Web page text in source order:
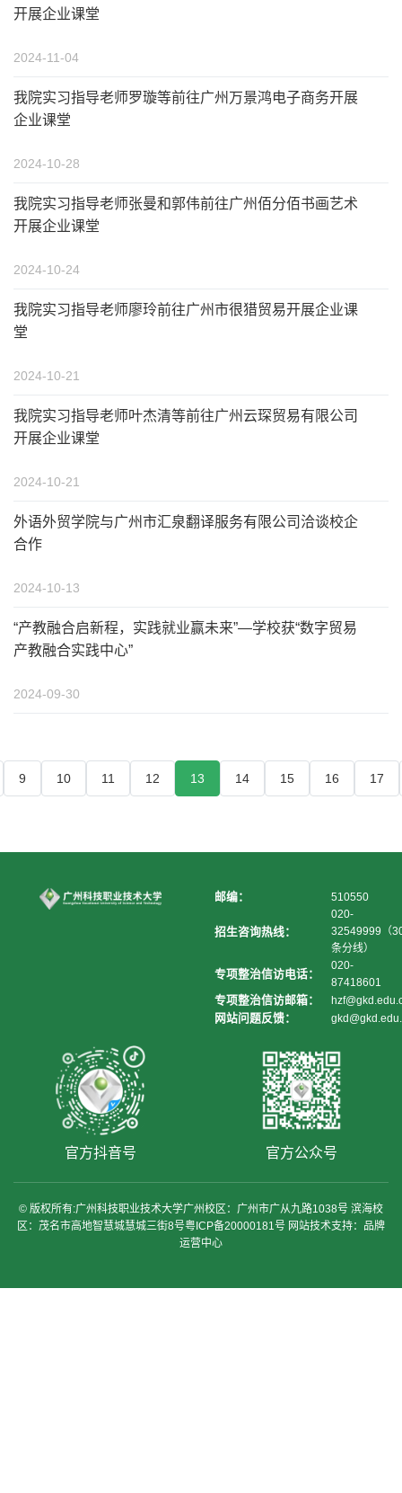
开展企业课堂
2024-11-04
我院实习指导老师罗璇等前往广州万景鸿电子商务开展
企业课堂
2024-10-28
我院实习指导老师张曼和郭伟前往广州佰分佰书画艺术
开展企业课堂
2024-10-24
我院实习指导老师廖玲前往广州市很猎贸易开展企业课
堂
2024-10-21
我院实习指导老师叶杰清等前往广州云琛贸易有限公司
开展企业课堂
2024-10-21
外语外贸学院与广州市汇泉翻译服务有限公司洽谈校企
合作
2024-10-13
“产教融合启新程，实践就业赢未来”—学校获“数字贸易
产教融合实践中心”
2024-09-30
9 10 11 12 13 14 15 16 17
邮编： 510550
招生咨询热线：
020-
32549999（
条分线）
专项整治信访电话：
020-
87418601
专项整治信访邮箱：
网站问题反馈：
官方抖音号 官方公众号
© 版权所有:广州科技职业技术大学广州校区：广州市广从九路1038号 滨海校
区：茂名市高地智慧城慧城三街8号粤ICP备20000181号 网站技术支持：品牌
运营中心